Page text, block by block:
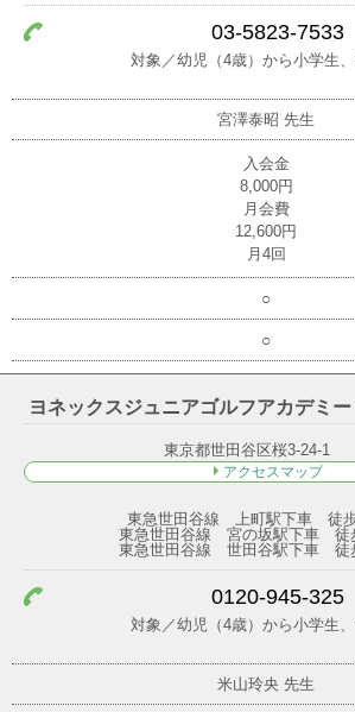
03-5823-7533
対象／幼児（4歳）から小学生
宮澤泰昭 先生
入会金
8,000円
月会費
12,600円
月4回
○
○
ヨネックスジュニアゴルフアカデミ
東京都世田谷区桜3-24-1
アクセスマップ
東急世田谷線 上町駅下車 徒
東急世田谷線 宮の坂駅下車 徒
東急世田谷線 世田谷駅下車 徒
0120-945-325
対象／幼児（4歳）から小学生
米山玲央 先生